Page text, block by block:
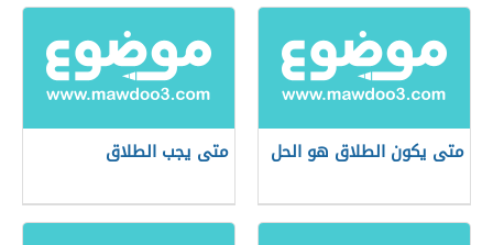
متى يكون الطلاق هو الحل متى يجب الطلاق